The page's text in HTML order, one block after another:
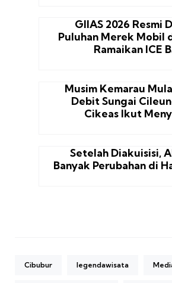
GIIAS 2026 Resmi
Puluhan Merek Mobil
Ramaikan ICE
Musim Kemarau
Debit Sungai
Cikeas Ikut
Setelah Diakuisisi,
Banyak Perubahan di
Cibubur legendawisata